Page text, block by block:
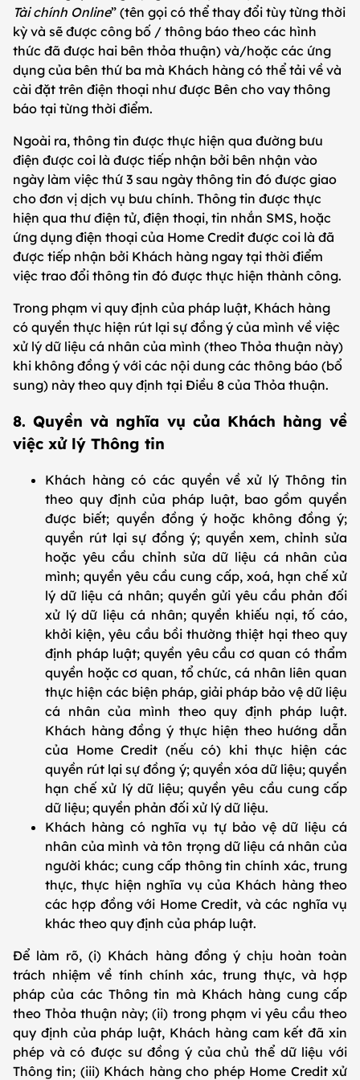
Tài chính Online” (tên gọi có thể thay đổi tùy từng thời
kỳ và sẽ được công bố / thông báo theo các hình
thức đã được hai bên thỏa thuận) và/hoặc các ứng
dụng của bên thứ ba mà Khách hàng có thể tải về và
cài đặt trên điện thoại như được Bên cho vay thông
báo tại từng thời điểm.
Ngoài ra, thông tin được thực hiện qua đường bưu
điện được coi là được tiếp nhận bởi bên nhận vào
ngày làm việc thứ 3 sau ngày thông tin đó được giao
cho đơn vị dịch vụ bưu chính. Thông tin được thực
hiện qua thư điện tử, điện thoại, tin nhắn SMS, hoặc
ứng dụng điện thoại của Home Credit được coi là đã
được tiếp nhận bởi Khách hàng ngay tại thời điểm
việc trao đổi thông tin đó được thực hiện thành công.
Trong phạm vi quy định của pháp luật, Khách hàng
có quyền thực hiện rút lại sự đồng ý của mình về việc
xử lý dữ liệu cá nhân của mình (theo Thỏa thuận này)
khi không đồng ý với các nội dung các thông báo (bổ
sung) này theo quy định tại Điều 8 của Thỏa thuận.
8. Quyền và nghĩa vụ của Khách hàng về
việc xử lý Thông tin
Khách hàng có các quyền về xử lý Thông tin
theo quy định của pháp luật, bao gồm quyền
được biết; quyền đồng ý hoặc không đồng ý;
quyền rút lại sự đồng ý; quyền xem, chỉnh sửa
hoặc yêu cầu chỉnh sửa dữ liệu cá nhân của
mình; quyền yêu cầu cung cấp, xoá, hạn chế xử
lý dữ liệu cá nhân; quyền gửi yêu cầu phản đối
xử lý dữ liệu cá nhân; quyền khiếu nại, tố cáo,
khởi kiện, yêu cầu bồi thường thiệt hại theo quy
định pháp luật; quyền yêu cầu cơ quan có thẩm
quyền hoặc cơ quan, tổ chức, cá nhân liên quan
thực hiện các biện pháp, giải pháp bảo vệ dữ liệu
cá nhân của mình theo quy định pháp luật.
Khách hàng đồng ý thực hiện theo hướng dẫn
của Home Credit (nếu có) khi thực hiện các
quyền rút lại sự đồng ý; quyền xóa dữ liệu; quyền
hạn chế xử lý dữ liệu; quyền yêu cầu cung cấp
dữ liệu; quyền phản đối xử lý dữ liệu.
Khách hàng có nghĩa vụ tự bảo vệ dữ liệu cá
nhân của mình và tôn trọng dữ liệu cá nhân của
người khác; cung cấp thông tin chính xác, trung
thực, thực hiện nghĩa vụ của Khách hàng theo
các hợp đồng với Home Credit, và các nghĩa vụ
khác theo quy định của pháp luật.
Để làm rõ, (i) Khách hàng đồng ý chịu hoàn toàn
trách nhiệm về tính chính xác, trung thực, và hợp
pháp của các Thông tin mà Khách hàng cung cấp
theo Thỏa thuận này; (ii) trong phạm vi yêu cầu theo
quy định của pháp luật, Khách hàng cam kết đã xin
phép và có được sư đồng ý của chủ thể dữ liệu với
Thông tin; (iii) Khách hàng cho phép Home Credit xử